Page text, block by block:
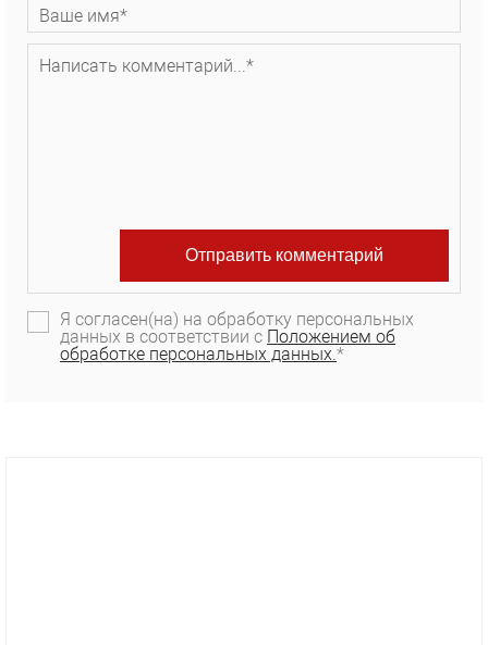
Я согласен(на) на обработку персональных
данных в соответствии с Положением об
обработке персональных данных.*